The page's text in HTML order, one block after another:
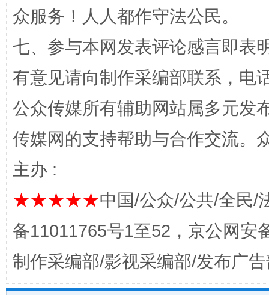
完善运行机制助力责任有效落实
东山县通报“牛蛙产品抗生素超标问题”
众服务！人人都作守法公民。
七、参与本网发表评论感言即表
有意见请向制作采编部联系，电
公众传媒所有辅助网站属多元发
传媒网的支持帮助与合作交流。
主办 :
★★★★★中国/公众/公共/全民/
备11011765号1至52，京公网安
制作采编部/影视采编部/发布广